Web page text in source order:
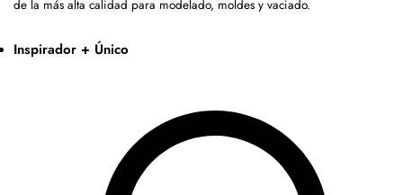
de la más alta calidad para modelado, moldes y vaciado.
Inspirador + Único